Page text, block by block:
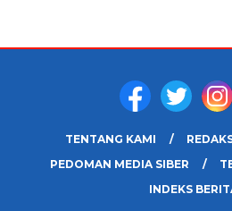
TENTANG KAMI
PEDOMAN MEDIA SIBER
INDEKS